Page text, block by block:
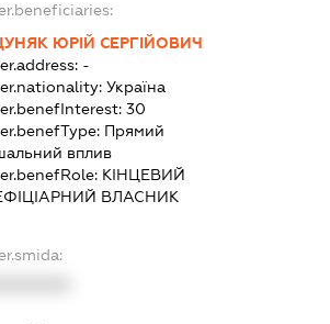
ЮРІЙ СЕРГІЙОВИЧ
-
Україна
30
Прямий
вплив
КІНЦЕВИЙ
ВЛАСНИК